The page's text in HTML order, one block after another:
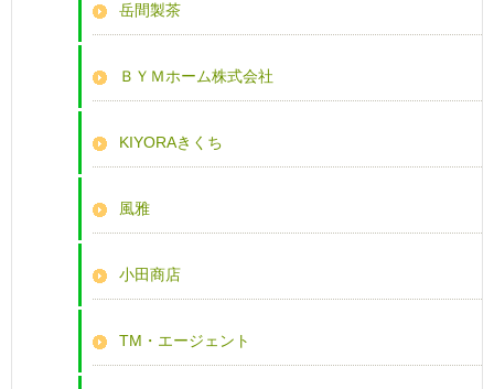
岳間製茶
ＢＹＭホーム株式会社
KIYORAきくち
風雅
小田商店
TM・エージェント